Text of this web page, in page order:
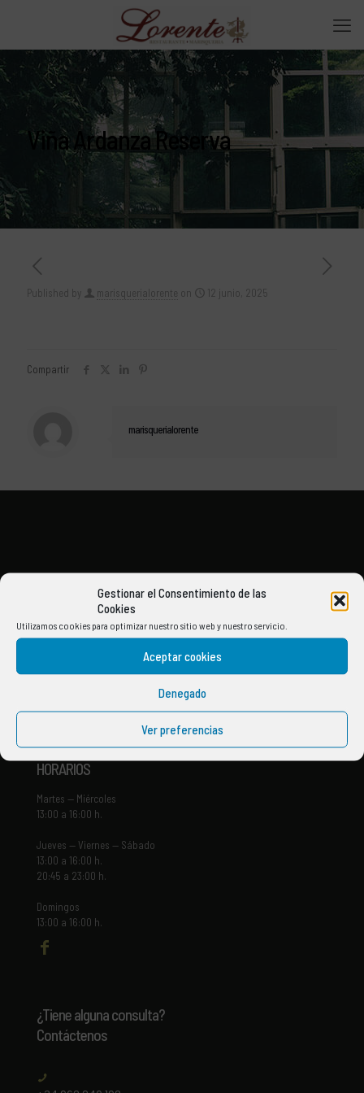
Gestionar el Consentimiento de las
Cookies
Utilizamos cookies para optimizar nuestro sitio web y nuestro servicio.
Aceptar cookies
Denegado
Ver preferencias
Viña Ardanza Reserva
Published by marisquerialorente on 12 junio, 2025
Compartir
marisquerialorente
Av. Blasco Ibañez 4
46650 Canals (Valencia)
HORARIOS
Martes — Miércoles
13:00 a 16:00 h.
Jueves — Viernes — Sábado
13:00 a 16:00 h.
20:45 a 23:00 h.
Domingos
13:00 a 16:00 h.
¿Tiene alguna consulta?
Contáctenos